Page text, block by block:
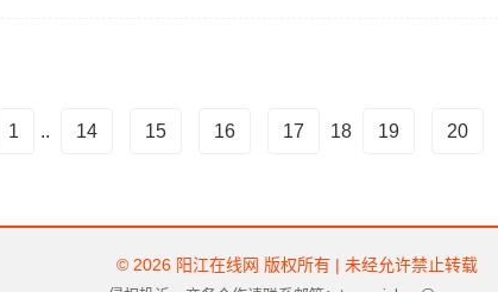
1 .. 14 15 16 17 18 19 20
© 2026 阳江在线网 版权所有 | 未经允许禁止转载